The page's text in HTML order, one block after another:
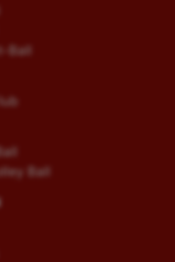
Ball
Ball